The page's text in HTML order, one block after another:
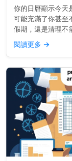
你的日曆顯示今天
可能充滿了你甚至
假期，還是清理不
顯示內容——只要
除公共假期，請...
閱讀更多 →